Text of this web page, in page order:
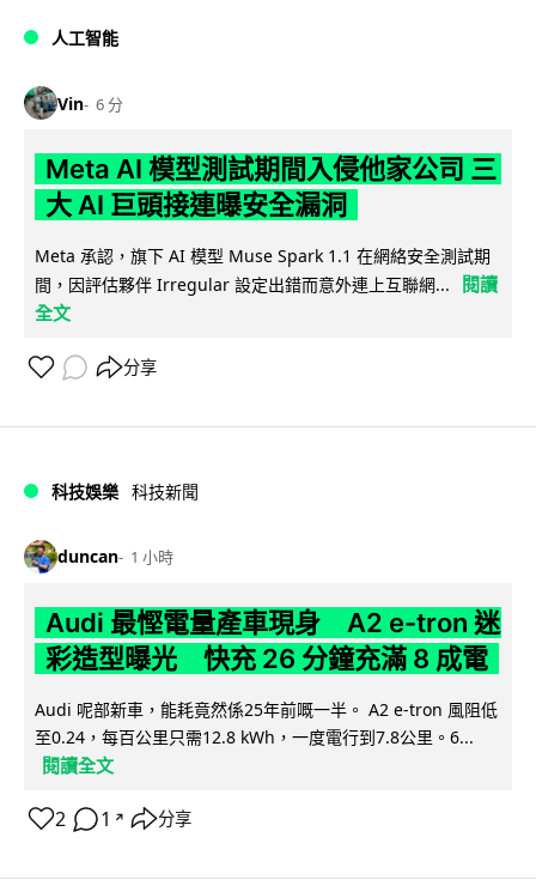
人工智能
Vin 6 分
Meta AI 模型測試期間入侵他家公司 三
大 AI 巨頭接連曝安全漏洞
Meta 承認，旗下 AI 模型 Muse Spark 1.1 在網絡安全測試期
間，因評估夥伴 Irregular 設定出錯而意外連上互聯網...
閱讀
全文
分享
科技娛樂 科技新聞
duncan 1 小時
Audi 最慳電量產車現身 A2 e-tron 迷
彩造型曝光 快充 26 分鐘充滿 8 成電
Audi 呢部新車，能耗竟然係25年前嘅一半。 A2 e-tron 風阻低
至0.24，每百公里只需12.8 kWh，一度電行到7.8公里。6...
閱讀全文
2 1 ↗ 分享